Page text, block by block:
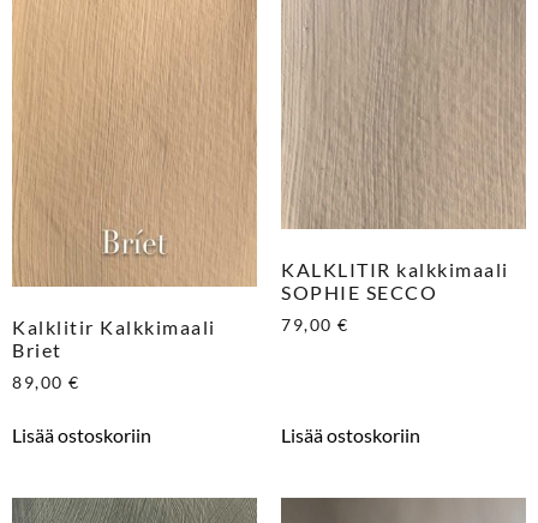
Kalklitir Kalkkimaali
Briet
89,00 €
Lisää ostoskoriin
KALKLITIR kalkkimaali
SOPHIE SECCO
79,00 €
Lisää ostoskoriin